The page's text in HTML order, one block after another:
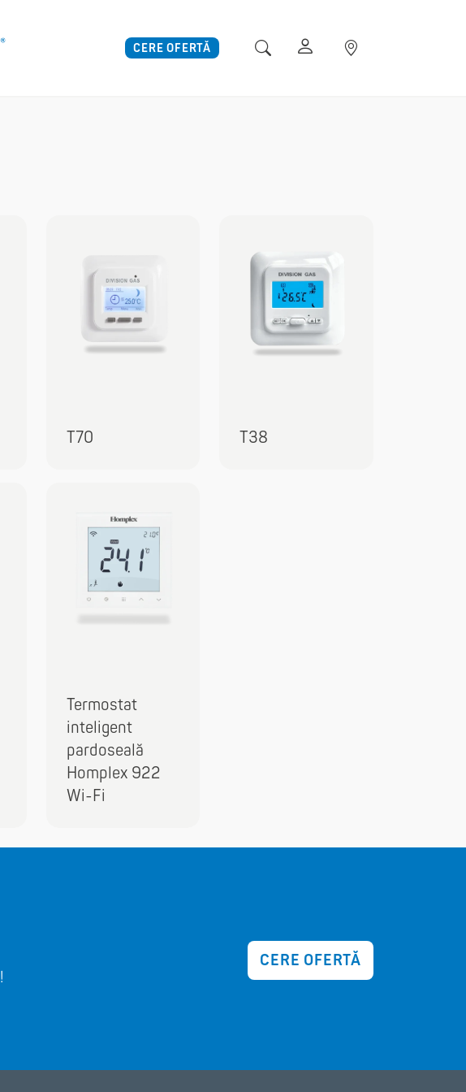
CERE OFERTĂ
T70 T38
Termostat
inteligent
pardoseală
Homplex 922
Wi-Fi
!
CERE OFERTĂ